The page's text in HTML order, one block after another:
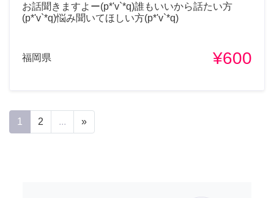
お話聞きますよー(p*'v`*q)誰もいいから話たい方
(p*'v`*q)悩み聞いてほしい方(p*'v`*q)
福岡県 ¥600
1 2 ... »